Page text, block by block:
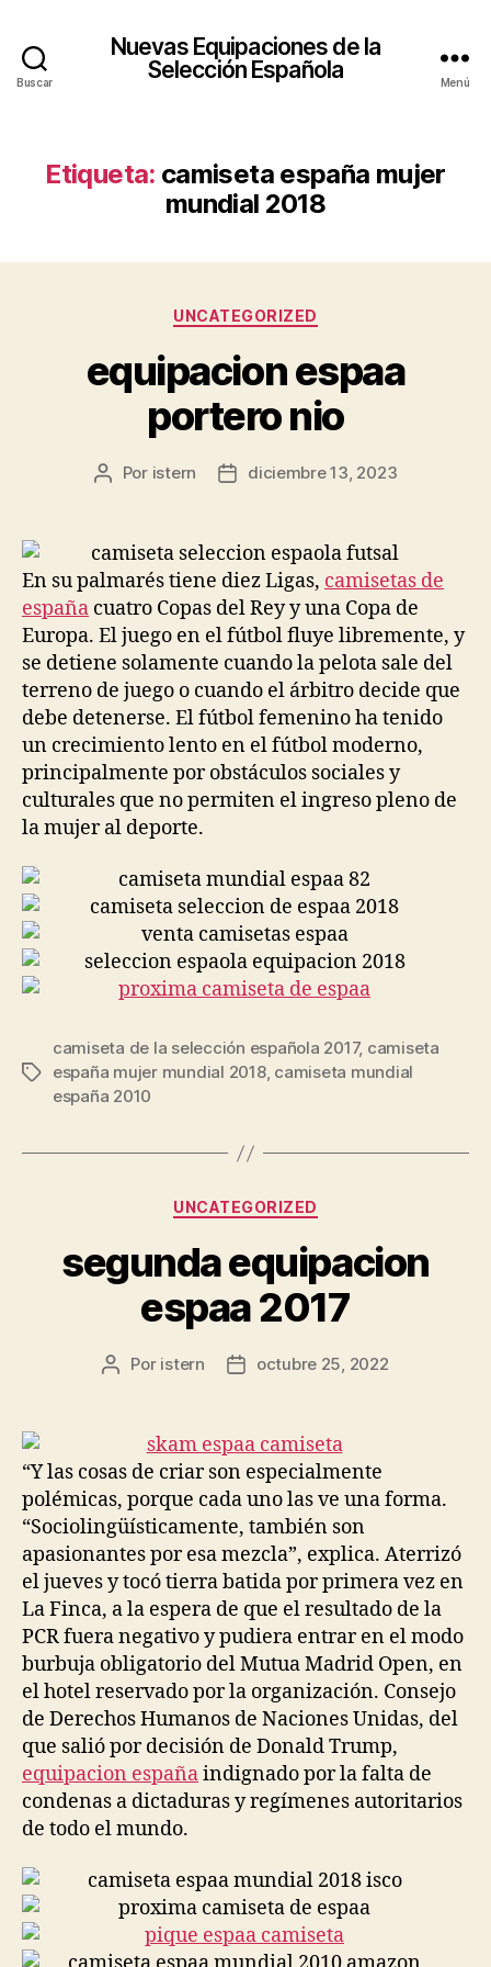
Buscar
Nuevas Equipaciones de la
Selección Española
Menú
Etiqueta: camiseta españa mujer
mundial 2018
Categorías
UNCATEGORIZED
equipacion espaa
portero nio
Autor
entrada
Por istern
Fecha
entrada
diciembre 13, 2023
En su palmarés tiene diez Ligas, camisetas de
españa cuatro Copas del Rey y una Copa de
Europa. El juego en el fútbol fluye libremente, y
se detiene solamente cuando la pelota sale del
terreno de juego o cuando el árbitro decide que
debe detenerse. El fútbol femenino ha tenido
un crecimiento lento en el fútbol moderno,
principalmente por obstáculos sociales y
culturales que no permiten el ingreso pleno de
la mujer al deporte.
Etiquetas
camiseta de la selección española 2017, camiseta
españa mujer mundial 2018, camiseta mundial
españa 2010
Categorías
UNCATEGORIZED
segunda equipacion
espaa 2017
Autor
entrada
Por istern
Fecha
entrada
octubre 25, 2022
“Y las cosas de criar son especialmente
polémicas, porque cada uno las ve una forma.
“Sociolingüísticamente, también son
apasionantes por esa mezcla”, explica. Aterrizó
el jueves y tocó tierra batida por primera vez en
La Finca, a la espera de que el resultado de la
PCR fuera negativo y pudiera entrar en el modo
burbuja obligatorio del Mutua Madrid Open, en
el hotel reservado por la organización. Consejo
de Derechos Humanos de Naciones Unidas, del
que salió por decisión de Donald Trump,
equipacion españaindignado por la falta de
condenas a dictaduras y regímenes autoritarios
de todo el mundo.